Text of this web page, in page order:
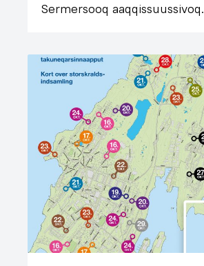
Sermersooq aaqqissuussivoq.